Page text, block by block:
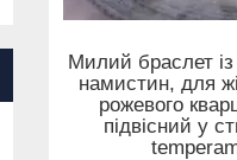
Милий браслет
намистин, для
рожевого
підвісний у